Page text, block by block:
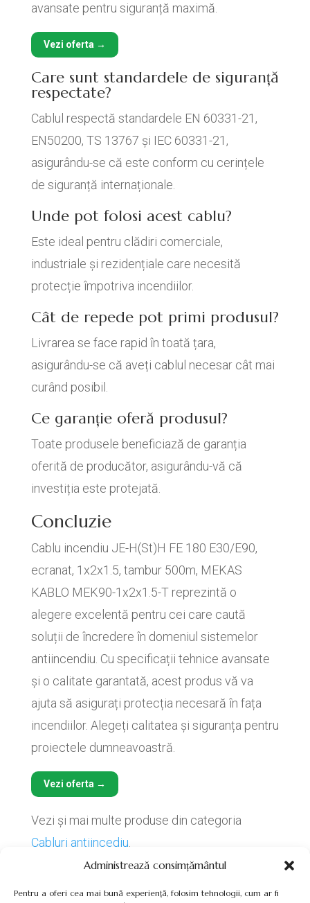
Administrează consimțământul
Pentru a oferi cea mai bună experiență, folosim tehnologii, cum ar fi
avansate pentru siguranță maximă.
Vezi oferta →
Care sunt standardele de siguranță
respectate?
Cablul respectă standardele EN 60331-21,
EN50200, TS 13767 și IEC 60331-21,
asigurându-se că este conform cu cerințele
de siguranță internaționale.
Unde pot folosi acest cablu?
Este ideal pentru clădiri comerciale,
industriale și rezidențiale care necesită
protecție împotriva incendiilor.
Cât de repede pot primi produsul?
Livrarea se face rapid în toată țara,
asigurându-se că aveți cablul necesar cât mai
curând posibil.
Ce garanție oferă produsul?
Toate produsele beneficiază de garanția
oferită de producător, asigurându-vă că
investiția este protejată.
Concluzie
Cablu incendiu JE-H(St)H FE 180 E30/E90,
ecranat, 1x2x1.5, tambur 500m, MEKAS
KABLO MEK90-1x2x1.5-T reprezintă o
alegere excelentă pentru cei care caută
soluții de încredere în domeniul sistemelor
antiincendiu. Cu specificații tehnice avansate
și o calitate garantată, acest produs vă va
ajuta să asigurați protecția necesară în fața
incendiilor. Alegeți calitatea și siguranța pentru
proiectele dumneavoastră.
Vezi oferta →
Vezi și mai multe produse din categoria
Cabluri antiincediu